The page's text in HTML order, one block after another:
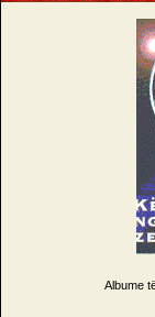
Albume